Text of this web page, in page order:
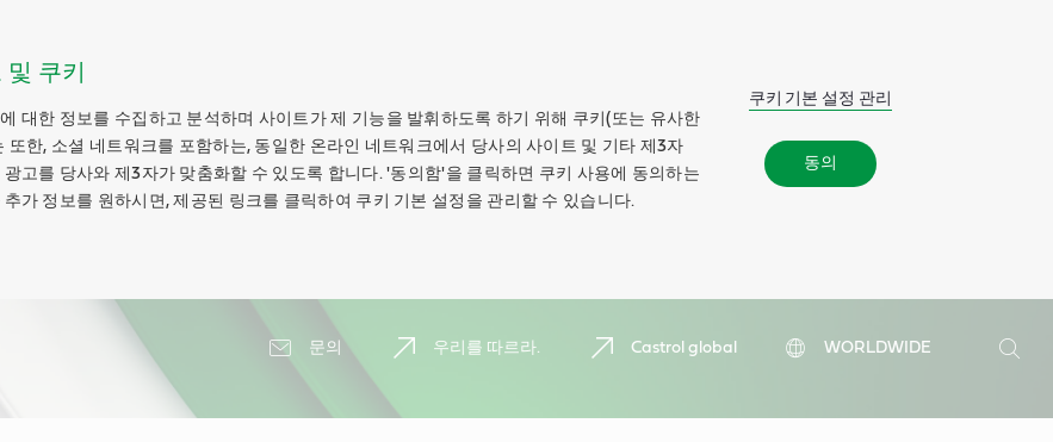
쿠키
대한 정보를 수집하고 분석하며 사이트가 제 기능을 발휘하도록 하기 위해 쿠키(또는 유사한
또한, 소셜 네트워크를 포함하는, 동일한 온라인 네트워크에서 당사의 사이트 및 기타 제3자
고를 당사와 제3자가 맞춤화할 수 있도록 합니다. '동의함'을 클릭하면 쿠키 사용에 동의하는
가 정보를 원하시면, 제공된 링크를 클릭하여 쿠키 기본 설정을 관리할 수 있습니다.
쿠키 기본 설정 관리
동의
문의 우리를 따르라. Castrol global
WORLDWIDE
검